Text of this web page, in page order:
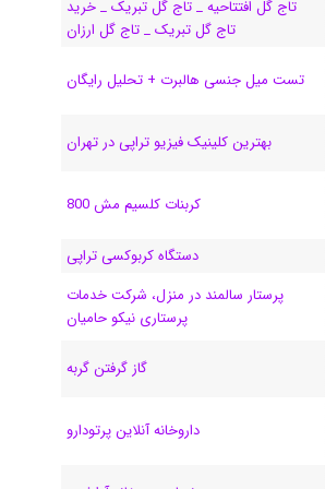
ا
ا
ا
m
م
تاج گل افتتاحیه _ تاج گل تبریک _ خرید
تاج گل تبریک _ تاج گل ارزان
تست میل جنسی هالبرت + تحلیل رایگان
بهترین کلینیک فیزیو تراپی در تهران
کربنات کلسیم مش 800
دستگاه کربوکسی تراپی
پرستار سالمند در منزل، شرکت خدمات
پرستاری نیکو حامیان
گاز گرفتن گربه
داروخانه آنلاین پرتودارو